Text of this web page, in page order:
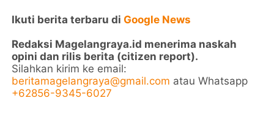
Ikuti berita terbaru diGoogle News
Redaksi Magelangraya.id menerima naskah
opini dan rilis berita (citizen report).
Silahkan kirim ke email:
beritamagelangraya@gmail.com atau Whatsapp
+62856-9345-6027